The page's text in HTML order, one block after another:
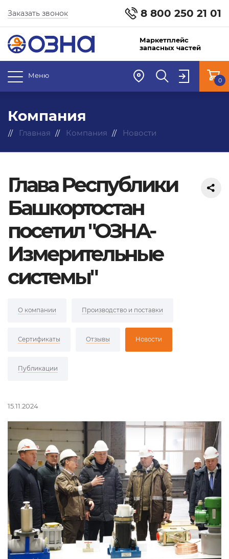
8 800 250 21 01
Заказать звонок
Маркетплейс
запасных частей
Меню
0
Компания
Главная Компания Новости
Глава Республики
Башкортостан
посетил "ОЗНА-
Измерительные
системы"
О компании Производство и поставки
Сертификаты Отзывы Новости
Публикации
15.11.2024